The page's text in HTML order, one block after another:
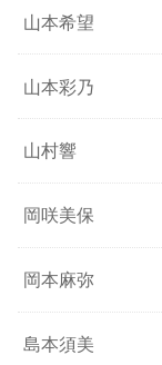
山本希望
山本彩乃
山村響
岡咲美保
岡本麻弥
島本須美